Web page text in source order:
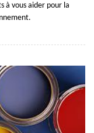
à vous aider pour la